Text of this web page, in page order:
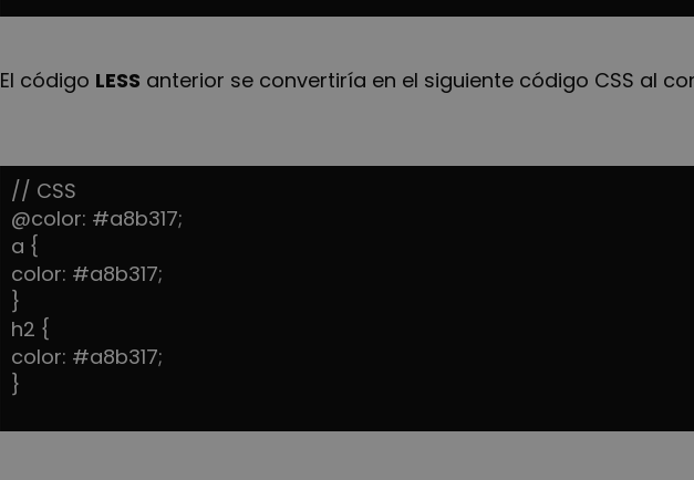
El código LESS anterior se convertiría en el siguiente código CSS al
// CSS
@color: #a8b317;
a {
color: #a8b317;
}
h2 {
color: #a8b317;
}